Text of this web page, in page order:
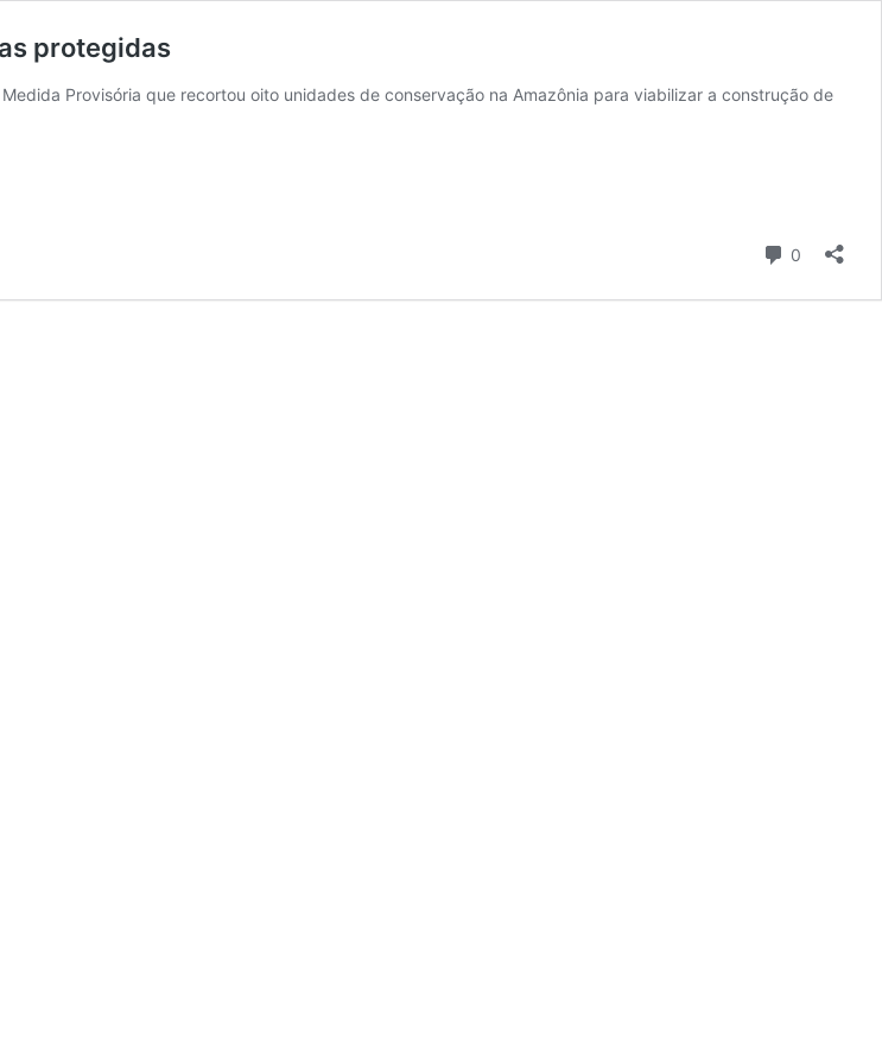
protegidas
Provisória que recortou oito unidades de conservação na Amazônia para viabilizar a construção de
0